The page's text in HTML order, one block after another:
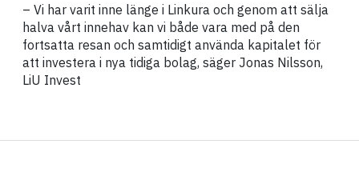
– Vi har varit inne länge i Linkura och genom att sälja
halva vårt innehav kan vi både vara med på den
fortsatta resan och samtidigt använda kapitalet för
att investera i nya tidiga bolag, säger Jonas Nilsson,
LiU Invest